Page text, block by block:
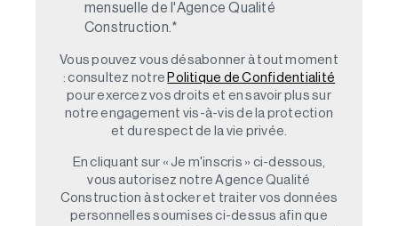
mensuelle de l'Agence Qualité
Construction. *
Vous pouvez vous désabonner à tout moment
: consultez notre Politique de Confidentialité
pour exercez vos droits et en savoir plus sur
notre engagement vis-à-vis de la protection
et du respect de la vie privée.
En cliquant sur « Je m'inscris » ci-dessous,
vous autorisez notre Agence Qualité
Construction à stocker et traiter vos données
personnelles soumises ci-dessus afin que